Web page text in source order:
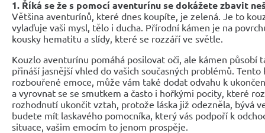
1. Říká se že s pomocí aventurínu se dokážete zbavit
Většina aventurínů, které dnes koupíte, je zelená. Je to
vylaďuje vaši mysl, tělo i ducha. Přírodní kámen je na
kousky hematitu a slídy, které se rozzáří ve světle.
Kouzlo aventurínu pomáhá posilovat oči, ale kámen působí
přináší jasnější vhled do vašich současných problémů.
rozbouřené emoce, může vám také dodat odvahu k
a vyrovnat se se smutkem a často i hořkými pocity, které
rozhodnutí ukončit vztah, protože láska již odezněla, bývá
budete mít laskavého pomocníka, který vás podpoří k
situace, vašim emocím to jenom prospěje.